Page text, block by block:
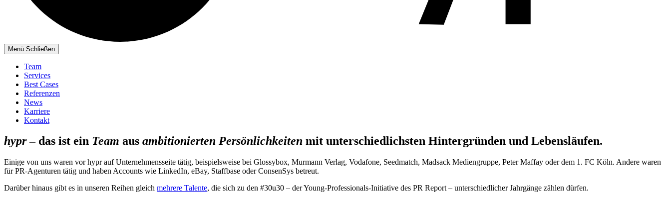
Menü Schließen
Team
Services
Best Cases
Referenzen
News
Karriere
Kontakt
hypr– das ist ein Team aus ambitionierten Persönlichkeiten mit unterschiedlichsten Hintergründen und Lebensläufen.
Einige von uns waren vor hypr auf Unternehmensseite tätig, beispielsweise bei Glossybox, Murmann Verlag, Vodafone, Seedmatch, Madsack Mediengruppe, Peter Maffay oder dem 1. FC Köln. Andere waren
für PR-Agenturen tätig und haben Accounts wie LinkedIn, eBay, Staffbase oder ConsenSys betreut.
Darüber hinaus gibt es in unseren Reihen gleich mehrere Talente, die sich zu den #30u30 – der Young-Professionals-Initiative des PR Report – unterschiedlicher Jahrgänge zählen dürfen.